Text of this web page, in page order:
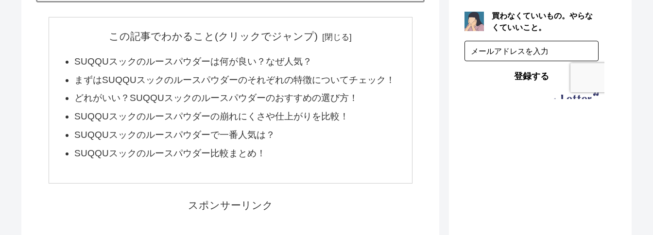
この記事でわかること(クリックでジャンプ)
SUQQUスックのルースパウダーは何が良い？なぜ人気？
まずはSUQQUスックのルースパウダーのそれぞれの特徴についてチェック！
どれがいい？SUQQUスックのルースパウダーのおすすめの選び方！
SUQQUスックのルースパウダーの崩れにくさや仕上がりを比較！
SUQQUスックのルースパウダーで一番人気は？
SUQQUスックのルースパウダー比較まとめ！
スポンサーリンク